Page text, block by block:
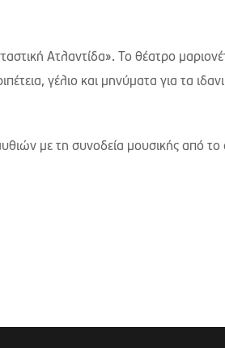
Ατλαντίδα». Το θέατρο
γέλιο και μηνύματα για τα
με τη συνοδεία μουσικής από το